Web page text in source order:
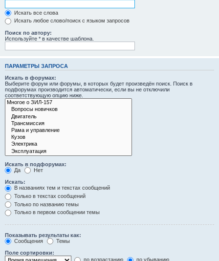
Искать все слова
Искать любое слово/поиск с языком запросов
Поиск по автору:
Используйте * в качестве шаблона.
ПАРАМЕТРЫ ЗАПРОСА
Искать в форумах:
Выберите форум или форумы, в которых будет произведён поиск. Поиск в
подфорумах производится автоматически, если вы не отключили
соответствующую опцию ниже.
Искать в подфорумах:
Да
Нет
Искать:
В названиях тем и текстах сообщений
Только в текстах сообщений
Только по названию темы
Только в первом сообщении темы
Показывать результаты как:
Сообщения
Темы
Поле сортировки:
по возрастанию
по убыванию